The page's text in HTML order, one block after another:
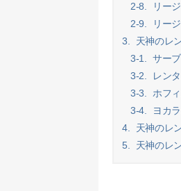
2-8.
リー
2-9.
リー
3.
天神のレ
3-1.
サー
3-2.
レン
3-3.
ホフ
3-4.
ヨカ
4.
天神のレ
5.
天神のレ